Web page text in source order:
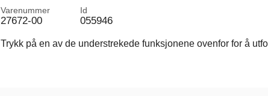
Varenummer
27672-00
Id
055946
Trykk på en av de understrekede funksjonene ovenfor for å